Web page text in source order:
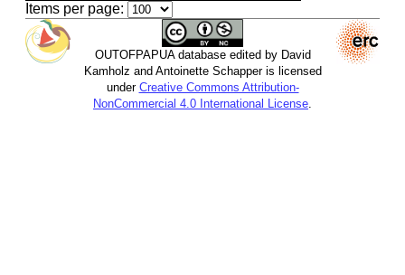
Items per page:
OUTOFPAPUA database edited by David
Kamholz and Antoinette Schapper is licensed
under Creative Commons Attribution-
NonCommercial 4.0 International License.